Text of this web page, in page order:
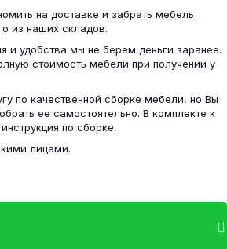
шкаф-купе венге/белфорд
Гармония ШК 603 М шимо
10 500 ₽
30 (увеличенный) коричневый
на доставке и забрать мебель
из наших складов.
и удобства мы не берем деньги заранее.
стоимость мебели при получении у
по качественной сборке мебели, но Вы
ее самостоятельно. В комплекте к
по сборке.
лицами.